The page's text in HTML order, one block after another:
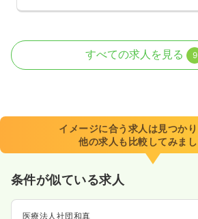
病棟
※一例
8:00～16:45（休憩45分）
年間休日120日
4週8休以上
第二新卒
すべての求人を見る 9
イメージに合う求人は見つか
他の求人も比較してみまし
条件が似ている求人
医療法人社団和真